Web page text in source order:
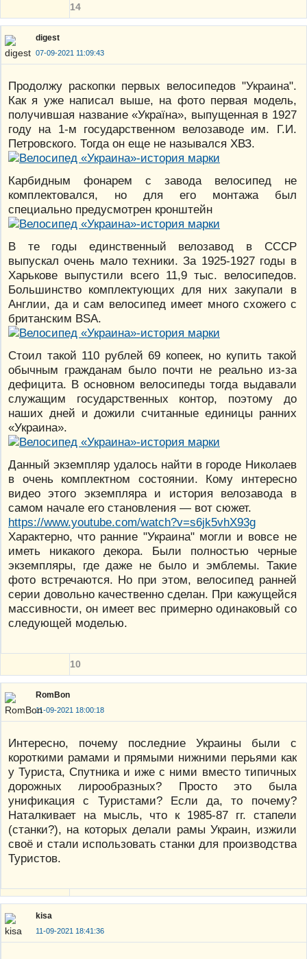
14
digest
07-09-2021 11:09:43
Продолжу раскопки первых велосипедов "Украина".
Как я уже написал выше, на фото первая модель,
получившая название «Україна», выпущенная в 1927
году на 1-м государственном велозаводе им. Г.И.
Петровского. Тогда он еще не назывался ХВЗ.
Карбидным фонарем с завода велосипед не
комплектовался, но для его монтажа был
специально предусмотрен кронштейн
В те годы единственный велозавод в СССР
выпускал очень мало техники. За 1925-1927 годы в
Харькове выпустили всего 11,9 тыс. велосипедов.
Большинство комплектующих для них закупали в
Англии, да и сам велосипед имеет много схожего с
британским BSA.
Стоил такой 110 рублей 69 копеек, но купить такой
обычным гражданам было почти не реально из-за
дефицита. В основном велосипеды тогда выдавали
служащим государственных контор, поэтому до
наших дней и дожили считанные единицы ранних
«Украина».
Данный экземпляр удалось найти в городе Николаев
в очень комплектном состоянии. Кому интересно
видео этого экземпляра и история велозавода в
самом начале его становления — вот сюжет.
https://www.youtube.com/watch?v=s6jk5vhX93g
Характерно, что ранние "Украина" могли и вовсе не
иметь никакого декора. Были полностью черные
экземпляры, где даже не было и эмблемы. Такие
фото встречаются. Но при этом, велосипед ранней
серии довольно качественно сделан. При кажущейся
массивности, он имеет вес примерно одинаковый со
следующей моделью.
10
RomBon
11-09-2021 18:00:18
Интересно, почему последние Украины были с
короткими рамами и прямыми нижними перьями как
у Туриста, Спутника и иже с ними вместо типичных
дорожных лирообразных? Просто это была
унификация с Туристами? Если да, то почему?
Наталкивает на мысль, что к 1985-87 гг. стапели
(станки?), на которых делали рамы Украин, изжили
своё и стали использовать станки для производства
Туристов.
kisa
11-09-2021 18:41:36